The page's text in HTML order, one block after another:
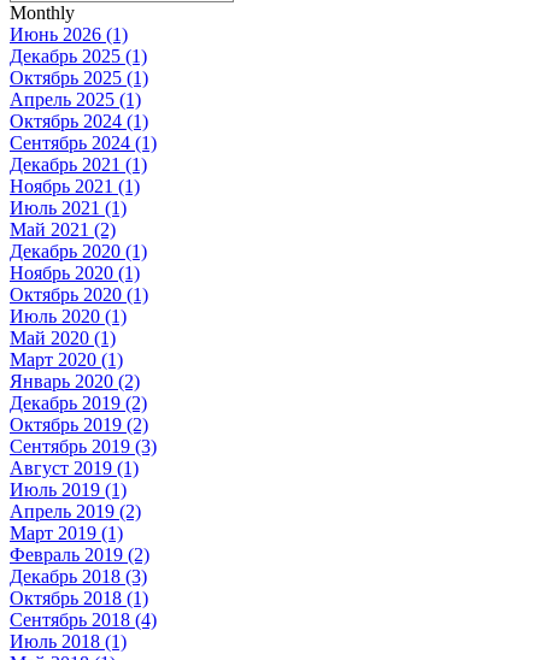
Monthly
Июнь 2026 (1)
Декабрь 2025 (1)
Октябрь 2025 (1)
Апрель 2025 (1)
Октябрь 2024 (1)
Сентябрь 2024 (1)
Декабрь 2021 (1)
Ноябрь 2021 (1)
Июль 2021 (1)
Май 2021 (2)
Декабрь 2020 (1)
Ноябрь 2020 (1)
Октябрь 2020 (1)
Июль 2020 (1)
Май 2020 (1)
Март 2020 (1)
Январь 2020 (2)
Декабрь 2019 (2)
Октябрь 2019 (2)
Сентябрь 2019 (3)
Август 2019 (1)
Июль 2019 (1)
Апрель 2019 (2)
Март 2019 (1)
Февраль 2019 (2)
Декабрь 2018 (3)
Октябрь 2018 (1)
Сентябрь 2018 (4)
Июль 2018 (1)